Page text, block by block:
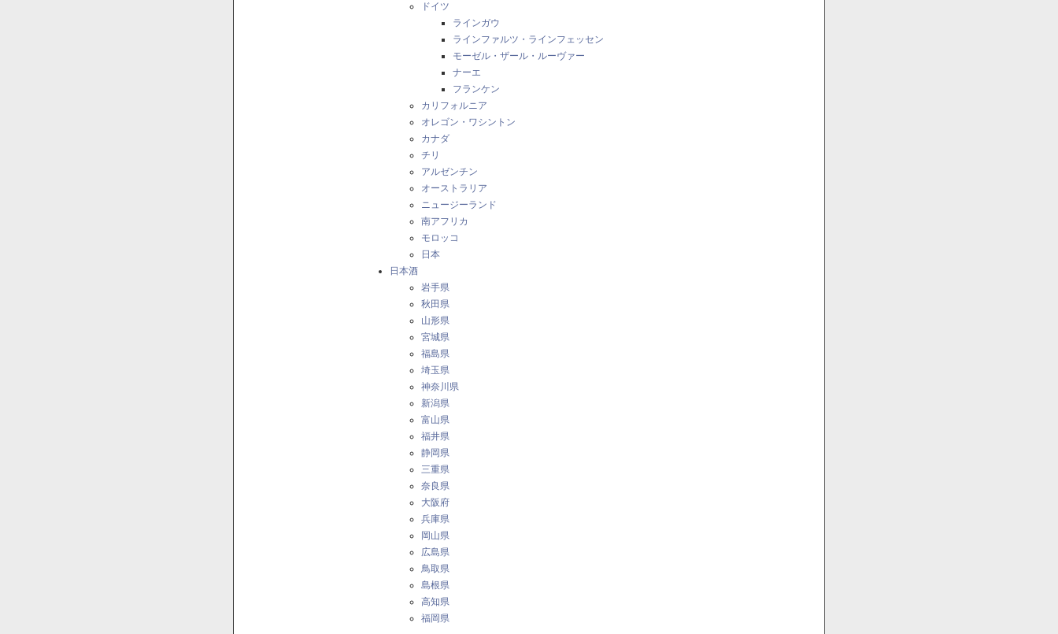
ドイツ
ラインガウ
ラインファルツ・ラインフェッセン
モーゼル・ザール・ルーヴァー
ナーエ
フランケン
カリフォルニア
オレゴン・ワシントン
カナダ
チリ
アルゼンチン
オーストラリア
ニュージーランド
南アフリカ
モロッコ
日本
日本酒
岩手県
秋田県
山形県
宮城県
福島県
埼玉県
神奈川県
新潟県
富山県
福井県
静岡県
三重県
奈良県
大阪府
兵庫県
岡山県
広島県
鳥取県
島根県
高知県
福岡県